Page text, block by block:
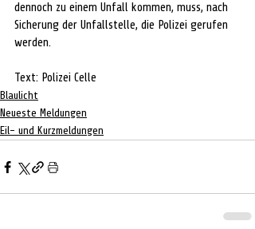
dennoch zu einem Unfall kommen, muss, nach
Sicherung der Unfallstelle, die Polizei gerufen
werden.
Text: Polizei Celle
Blaulicht
Neueste Meldungen
Eil- und Kurzmeldungen